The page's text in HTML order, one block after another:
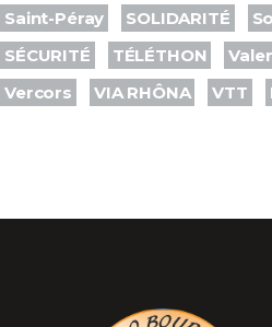
Saint-Péray
SOLIDARITÉ
SÉCURITÉ
TÉLÉTHON
Vercors
VIA RHÔNA VTT